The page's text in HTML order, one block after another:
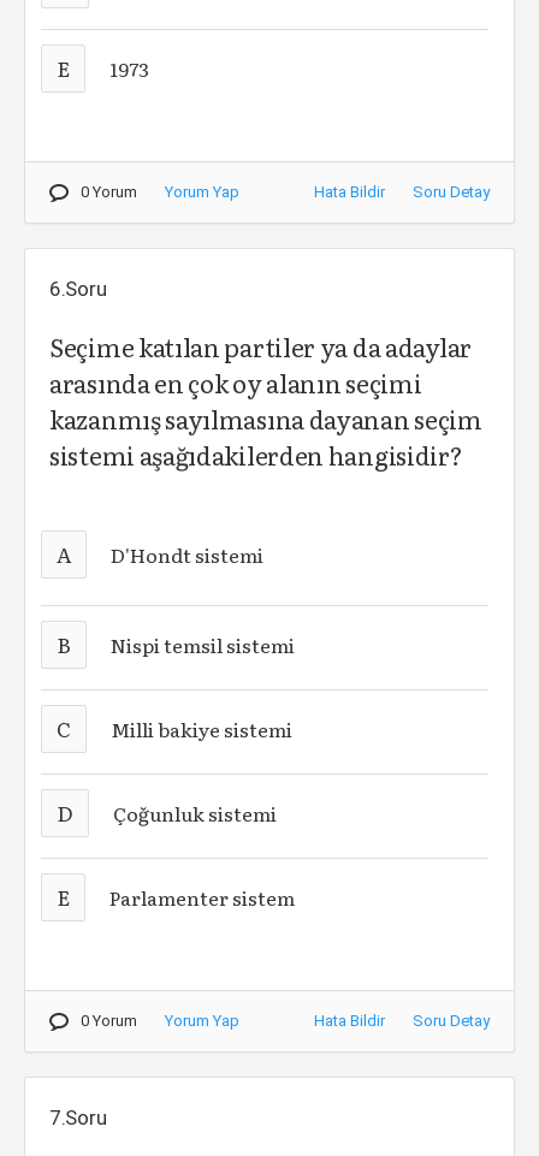
E 1973
0 Yorum Yorum Yap Hata Bildir Soru Detay
6.Soru
Seçime katılan partiler ya da adaylar
arasında en çok oy alanın seçimi
kazanmış sayılmasına dayanan seçim
sistemi aşağıdakilerden hangisidir?
A D'Hondt sistemi
B Nispi temsil sistemi
C Milli bakiye sistemi
D Çoğunluk sistemi
E Parlamenter sistem
0 Yorum Yorum Yap Hata Bildir Soru Detay
7.Soru